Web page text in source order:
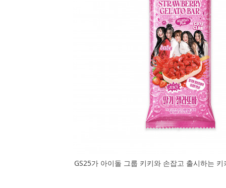
GS25가 아이돌 그룹 키키와 손잡고 출시하는